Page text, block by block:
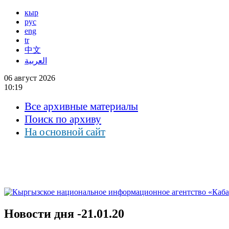
кыр
рус
eng
tr
中文
العربية
06 август 2026
10:19
Все архивные материалы
Поиск по архиву
На основной сайт
Новости дня -21.01.20